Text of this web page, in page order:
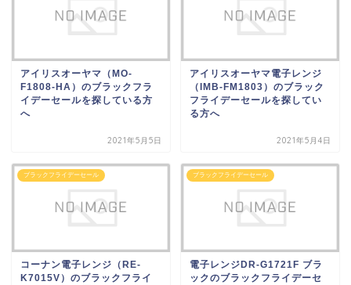
アイリスオーヤマ（MO-
F1808-HA）のブラックフラ
イデーセールを探している方
へ
2021年5月5日
アイリスオーヤマ電子レンジ
（IMB-FM1803）のブラック
フライデーセールを探してい
る方へ
2021年5月4日
ブラックフライデーセール
コーナン電子レンジ（RE-
K7015V）のブラックフライ
ブラックフライデーセール
電子レンジDR-G1721F ブラ
ックのブラックフライデーセ